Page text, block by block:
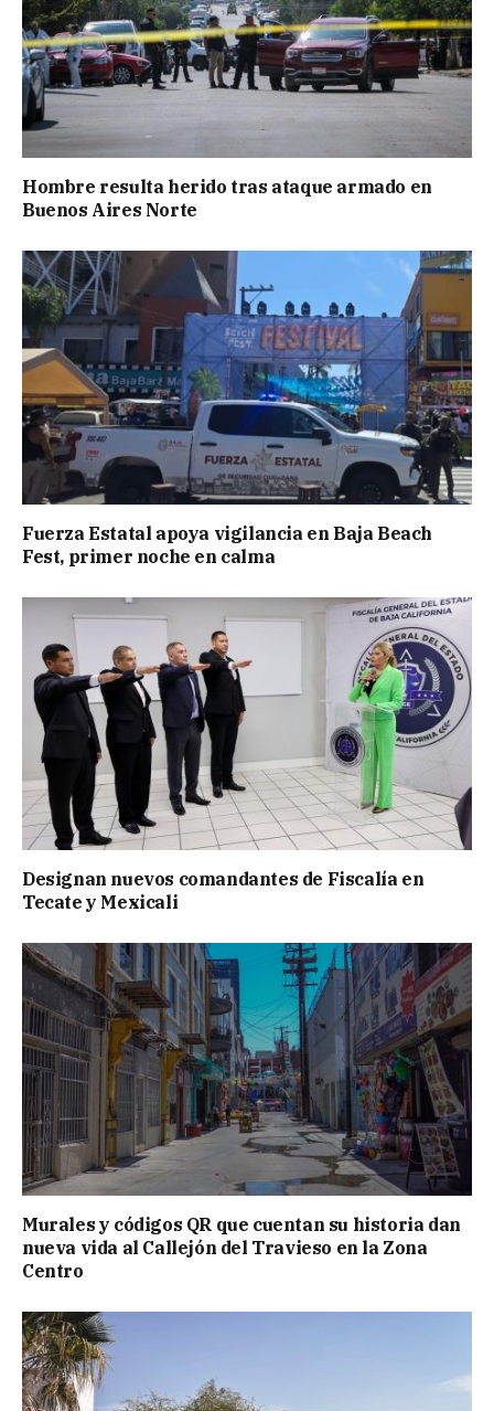
Hombre resulta herido tras ataque armado en
Buenos Aires Norte
Fuerza Estatal apoya vigilancia en Baja Beach
Fest, primer noche en calma
Designan nuevos comandantes de Fiscalía en
Tecate y Mexicali
Murales y códigos QR que cuentan su historia dan
nueva vida al Callejón del Travieso en la Zona
Centro